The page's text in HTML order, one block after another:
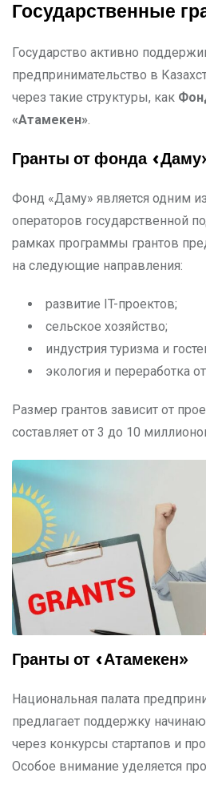
Государственные
Государство активно
предпринимательство в
через такие структуры, как
«Атамекен».
Гранты от фонда
Фонд «Даму» является одним
операторов государственной
рамках программы грантов
на следующие направления:
развитие IT-проектов;
сельское хозяйство;
индустрия туризма и
экология и переработка
Размер грантов зависит от
составляет от 3 до 10
Гранты от «Атамекен»
Национальная палата
предлагает поддержку
через конкурсы стартапов и
Особое внимание уделяется